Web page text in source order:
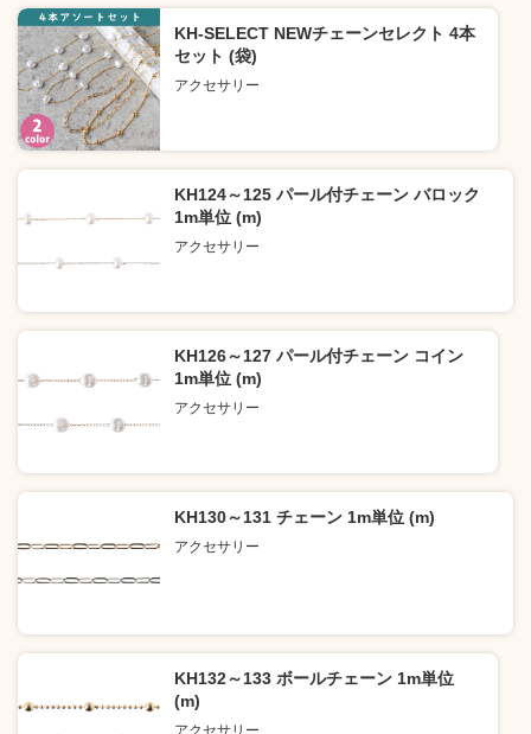
KH-SELECT NEWチェーンセレクト 4本
セット (袋)
アクセサリー
KH124～125 パール付チェーン バロック
1m単位 (m)
アクセサリー
KH126～127 パール付チェーン コイン
1m単位 (m)
アクセサリー
KH130～131 チェーン 1m単位 (m)
アクセサリー
KH132～133 ボールチェーン 1m単位
(m)
アクセサリー